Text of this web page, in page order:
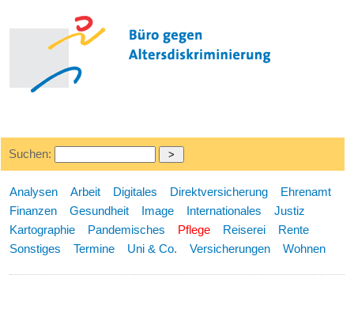
Suchen:
Analysen Arbeit Digitales Direktversicherung
Ehrenamt
Finanzen
Gesundheit Image Internationales
Justiz
Kartographie
Pandemisches Pflege Reiserei
Rente
Sonstiges
Termine Uni & Co. Versicherungen Wohnen